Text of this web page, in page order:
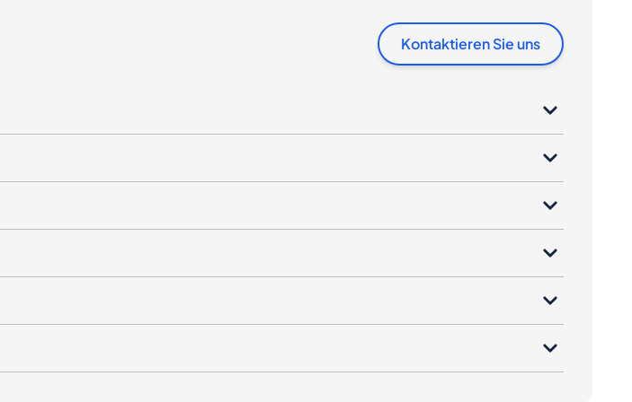
Kontaktieren Sie uns